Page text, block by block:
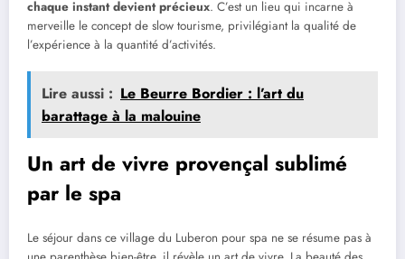
chaque instant devient précieux. C’est un lieu qui incarne à
merveille le concept de slow tourisme, privilégiant la qualité de
l’expérience à la quantité d’activités.
Lire aussi : Le Beurre Bordier : l’art du
barattage à la malouine
Un art de vivre provençal sublimé
par le spa
Le séjour dans ce village du Luberon pour spa ne se résume pas à